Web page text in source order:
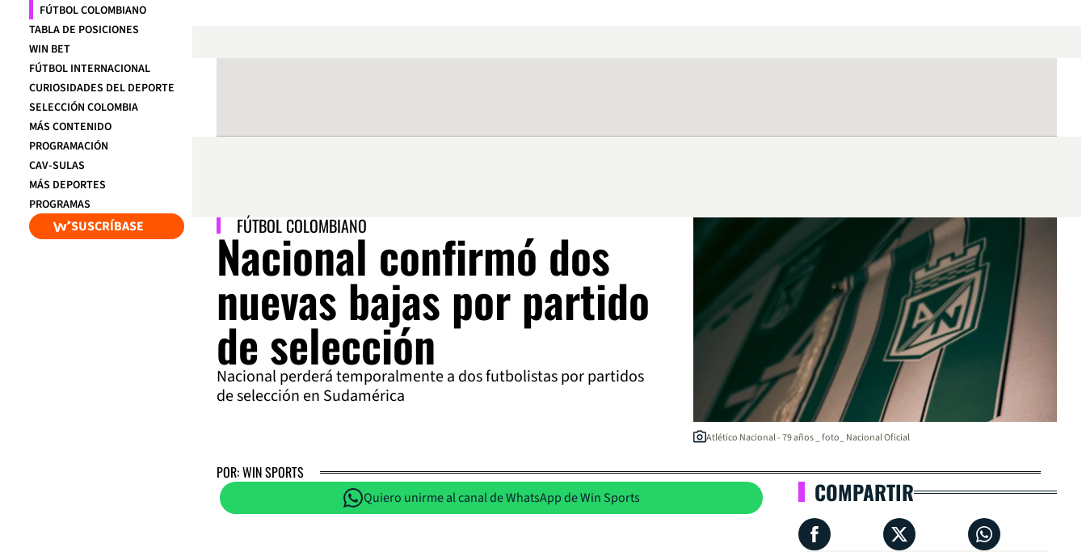
FÚTBOL COLOMBIANO
TABLA DE POSICIONES
WIN BET
FÚTBOL INTERNACIONAL
CURIOSIDADES DEL DEPORTE
SELECCIÓN COLOMBIA
MÁS CONTENIDO
PROGRAMACIÓN
CAV-SULAS
MÁS DEPORTES
PROGRAMAS
SUSCRÍBASE FÚTBOL COLOMBIANO
Nacional confirmó dos
nuevas bajas por partido
de selección
Nacional perderá temporalmente a dos futbolistas por partidos
de selección en Sudamérica
Atlético Nacional - 79 años _ foto_ Nacional Oficial
POR: WIN SPORTS
Quiero unirme al canal de WhatsApp de Win Sports COMPARTIR